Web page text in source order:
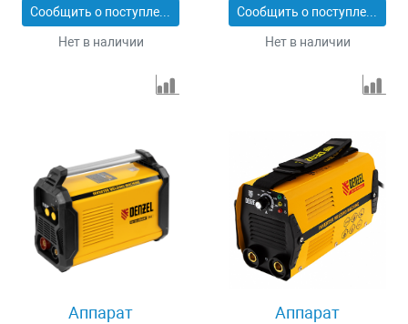
Сообщить о поступлении
Нет в наличии
Сообщить о поступлении
Нет в наличии
Аппарат
Аппарат